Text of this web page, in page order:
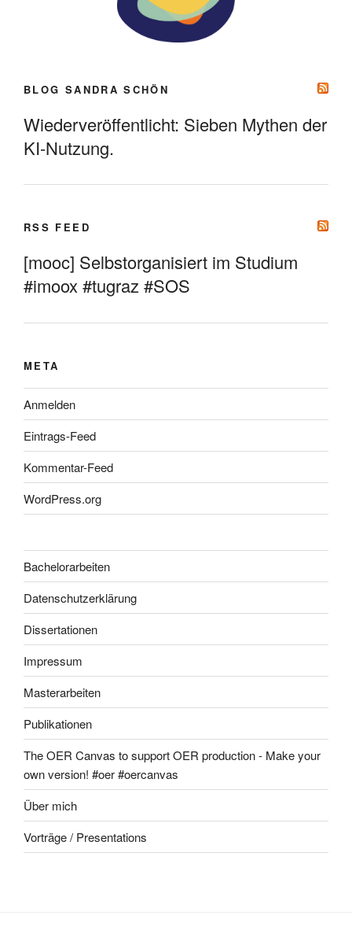
BLOG SANDRA SCHÖN
Wiederveröffentlicht: Sieben Mythen der
KI-Nutzung.
RSS FEED
[mooc] Selbstorganisiert im Studium
#imoox #tugraz #SOS
META
Anmelden
Eintrags-Feed
Kommentar-Feed
WordPress.org
Bachelorarbeiten
Datenschutzerklärung
Dissertationen
Impressum
Masterarbeiten
Publikationen
The OER Canvas to support OER production - Make your
own version! #oer #oercanvas
Über mich
Vorträge / Presentations